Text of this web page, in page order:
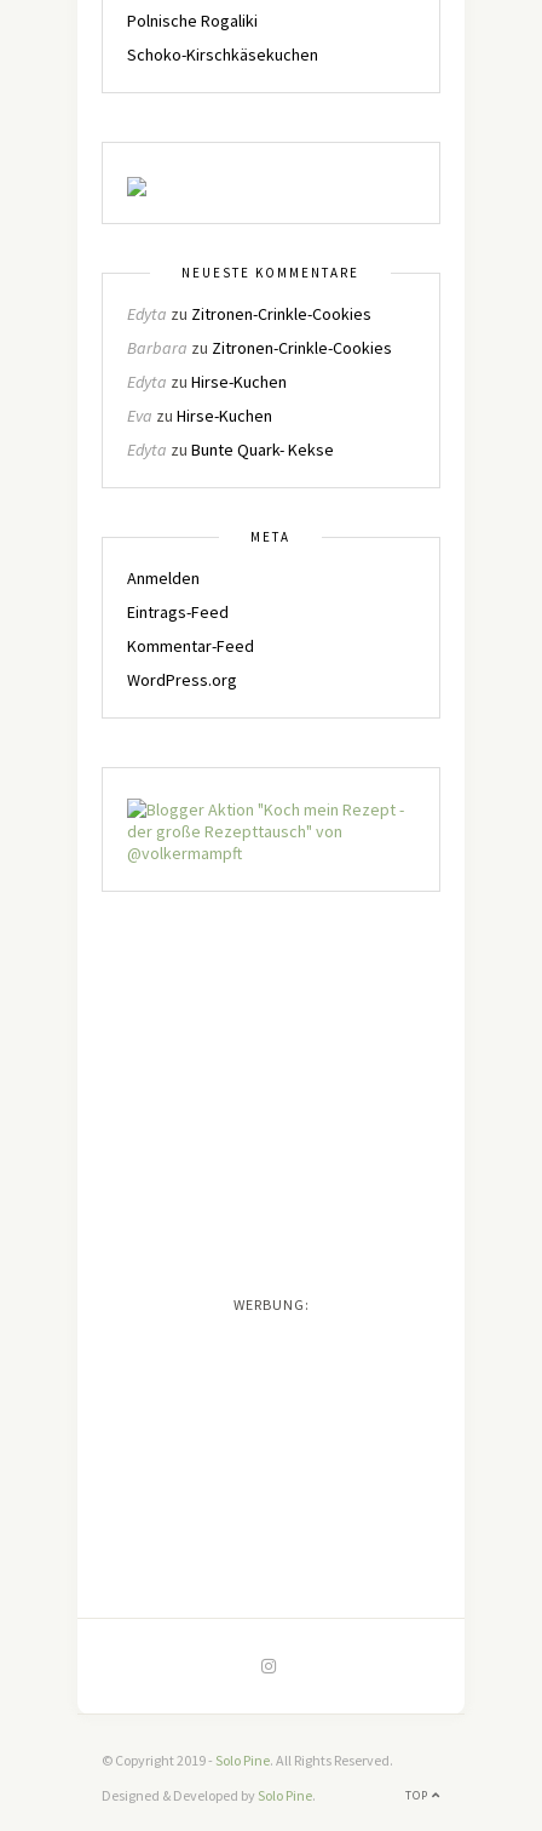
Polnische Rogaliki
Schoko-Kirschkäsekuchen
NEUESTE KOMMENTARE
Edyta zu Zitronen-Crinkle-Cookies
Barbara zu Zitronen-Crinkle-Cookies
Edyta zu Hirse-Kuchen
Eva zu Hirse-Kuchen
Edyta zu Bunte Quark- Kekse
META
Anmelden
Eintrags-Feed
Kommentar-Feed
WordPress.org
WERBUNG:
© Copyright 2019 - Solo Pine. All Rights Reserved.
TOP
Designed & Developed by Solo Pine.